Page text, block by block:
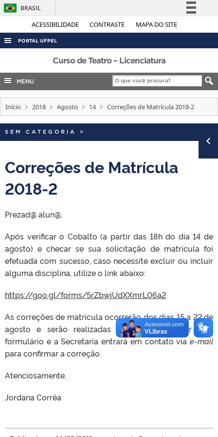
ACESSIBILIDADE CONTRASTE MAPA DO SITE
BRASIL
Simplifique!
Legislação
Canais
PORTAL UFPEL
ACESSO À INFORMAÇÃO
AUDITORIA
COBALTO
CONCURSOS
EDITAIS
INTERNACIONAL
PORTARIAS
TELEFONES
Curso de Teatro – Licenciatura
MENU
Início 2018 Agosto 14 Correções de Matrícula 2018-2
SEM CATEGORIA >
Correções de Matrícula
2018-2
Prezad@ alun@,
Após verificar o Cobalto (a partir das 18h do dia 14 de
agosto) e checar se sua solicitação de matrícula foi
efetuada com sucesso, caso necessite excluir ou incluir
alguma disciplina, utilize o link abaixo:
https://goo.gl/forms/5rZbwjUdXXmrL06a2
As correções de matrícula ocorrerão dos dias 15 a 22 de
agosto e serão realizadas
exclusivamentepor este
formulário e a Secretaria entrará em contato via e-mail
para confirmar a correção.
Atenciosamente,
Jordana Corrêa